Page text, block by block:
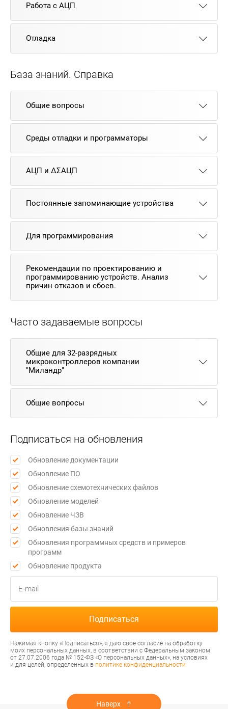
Работа с АЦП
Отладка
База знаний. Справка
Общие вопросы
Среды отладки и программаторы
АЦП и ΔΣАЦП
Постоянные запоминающие устройства
Для программирования
Рекомендации по проектированию и
программированию устройств. Анализ
причин отказов и сбоев.
Часто задаваемые вопросы
Общие для 32-разрядных
микроконтроллеров компании
"Миландр"
Общие вопросы
Подписаться на обновления
Обновление документации
Обновление ПО
Обновление схемотехнических файлов
Обновление моделей
Обновление ЧЗВ
Обновления базы знаний
Обновления программных средств и примеров
программ
Обновление продукта
Нажимая кнопку «Подписаться», я даю свое согласие на обработку
моих персональных данных, в соответствии с Федеральным законом
от 27.07.2006 года № 152-ФЗ «О персональных данных», на условиях
и для целей, определенных в политике конфиденциальности
Наверх